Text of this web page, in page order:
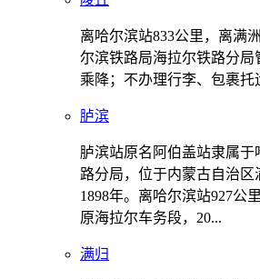
离哈尔滨站833公里，离满
尔滨铁路局海拉尔铁路分
乘降；不办理行李、包裹托
胪滨
胪滨站原名阿伯盖站隶属
路分局，位于内蒙古自治
1898年。离哈尔滨站927公
原海拉尔车务段，20...
满归